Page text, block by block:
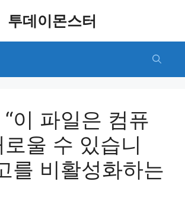
투데이몬스터
이 파일은 컴퓨
울 수 있습니
를 비활성화하는